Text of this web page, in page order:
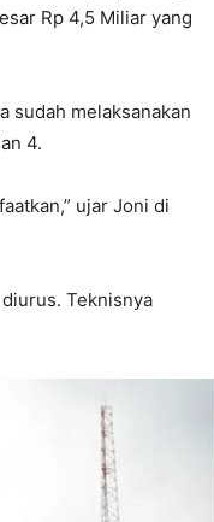
Rp 4,5 Miliar yang
sudah melaksanakan
4.
ujar Joni di
Teknisnya